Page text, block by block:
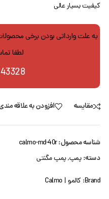
کیفیت بسیار عالی
به علت وارداتی بودن برخی
لطفا
مقایسه افزودن به علاقه
شناسه محصول:calmo-md-40r
دسته: پمپ,پمپ مگنتی
Brand: کالمو | Calmo